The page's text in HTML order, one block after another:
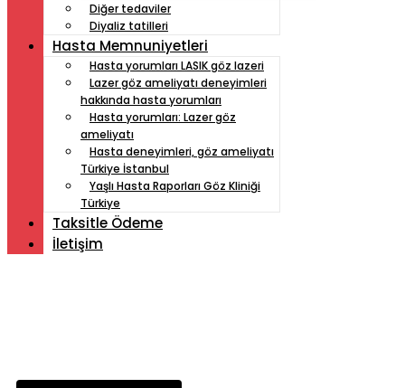
Diğer tedaviler
Diyaliz tatilleri
Hasta Memnuniyetleri
Hasta yorumları LASIK göz lazeri
Lazer göz ameliyatı deneyimleri
hakkında hasta yorumları
Hasta yorumları: Lazer göz
ameliyatı
Hasta deneyimleri, göz ameliyatı
Türkiye İstanbul
Yaşlı Hasta Raporları Göz Kliniği
Türkiye
Taksitle Ödeme
İletişim